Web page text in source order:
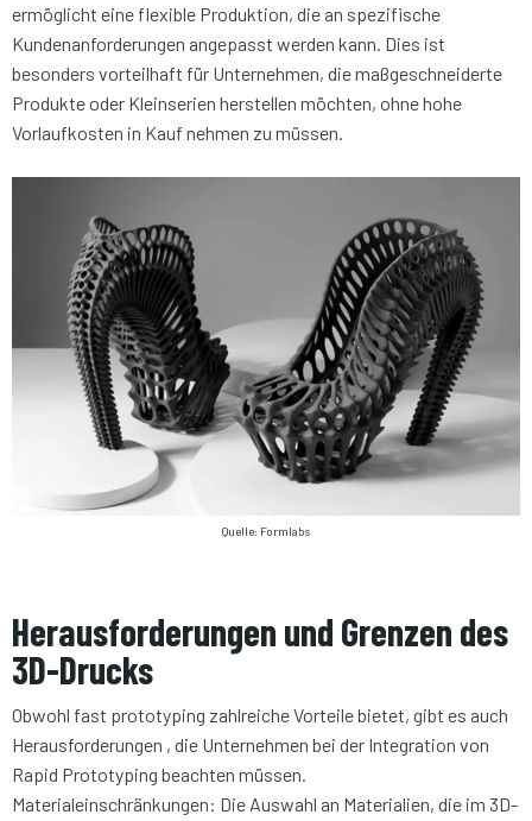
ermöglicht eine flexible Produktion, die an spezifische
Kundenanforderungen angepasst werden kann. Dies ist
besonders vorteilhaft für Unternehmen, die maßgeschneiderte
Produkte oder Kleinserien herstellen möchten, ohne hohe
Vorlaufkosten in Kauf nehmen zu müssen.
Quelle: Formlabs
Herausforderungen und Grenzen des
3D-Drucks
Obwohl fast prototyping zahlreiche Vorteile bietet, gibt es auch
Herausforderungen , die Unternehmen bei der Integration von
Rapid Prototyping beachten müssen.
Materialeinschränkungen: Die Auswahl an Materialien, die im 3D-